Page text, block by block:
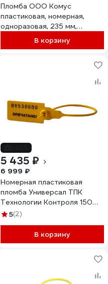
Пломба ООО Комус
пластиковая, номерная,
одноразовая, 235 мм,
желтые, 50 штук/упаковка
В корзину
5 435 ₽
6 999 ₽
Номерная пластиковая
пломба Универсал ТПК
Технологии Контроля 150
(Цвет:желтый) 1000 шт
5(2)
В корзину